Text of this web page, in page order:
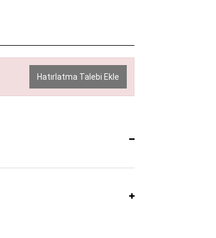
Hatırlatma Talebi Ekle